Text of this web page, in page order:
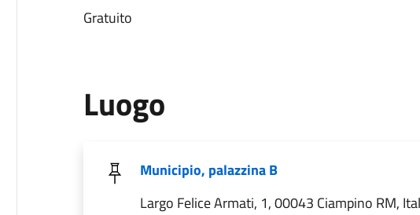
Gratuito
Luogo
Municipio, palazzina B
Largo Felice Armati, 1, 00043 Ciampino RM,